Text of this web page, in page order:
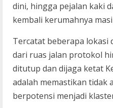
dini, hingga pejalan kaki
kembali kerumahnya
Tercatat beberapa lokasi
dari ruas jalan protokol
ditutup dan dijaga ketat
adalah memastikan tidak
berpotensi menjadi